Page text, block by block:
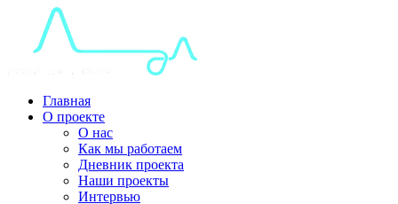
Главная
О проекте
О нас
Как мы работаем
Дневник проекта
Наши проекты
Интервью